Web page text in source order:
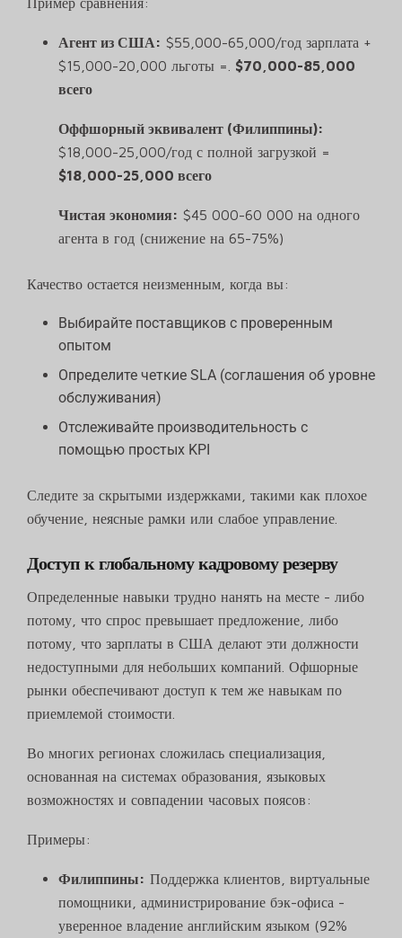
Агент из США: $55,000-65,000/год зарплата +
$15,000-20,000 льготы =. $70,000-85,000
всего
Оффшорный эквивалент (Филиппины):
$18,000-25,000/год с полной загрузкой =
$18,000-25,000 всего
Чистая экономия: $45 000-60 000 на одного
агента в год (снижение на 65-75%)
Качество остается неизменным, когда вы:
Выбирайте поставщиков с проверенным
опытом
Определите четкие SLA (соглашения об уровне
обслуживания)
Отслеживайте производительность с
помощью простых KPI
Следите за скрытыми издержками, такими как плохое
обучение, неясные рамки или слабое управление.
Доступ к глобальному кадровому резерву
Определенные навыки трудно нанять на месте - либо
потому, что спрос превышает предложение, либо
потому, что зарплаты в США делают эти должности
недоступными для небольших компаний. Офшорные
рынки обеспечивают доступ к тем же навыкам по
приемлемой стоимости.
Во многих регионах сложилась специализация,
основанная на системах образования, языковых
возможностях и совпадении часовых поясов:
Примеры:
Филиппины: Поддержка клиентов, виртуальные
помощники, администрирование бэк-офиса -
уверенное владение английским языком (92%